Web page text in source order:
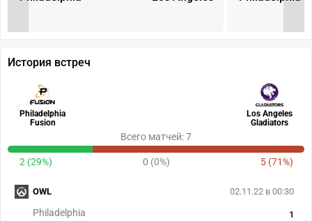
История встреч
Philadelphia
Fusion
Los Angeles
Gladiators
Всего матчей: 7
2 (29%) 0 (0%) 5 (71%)
02.11.22 в 00:30
Philadelphia
1
OWL